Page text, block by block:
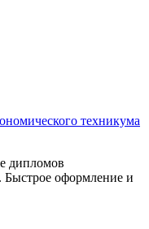
техникума
дипломов
Быстрое оформление и